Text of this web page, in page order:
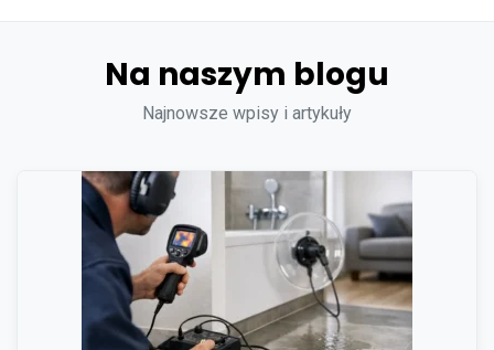
Na naszym blogu
Najnowsze wpisy i artykuły